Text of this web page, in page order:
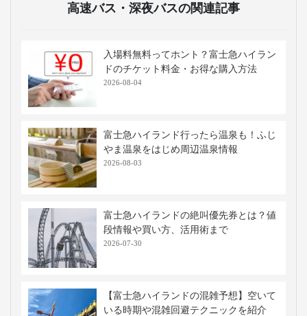
高速バス・深夜バスの関連記事
入場料無料ってホント？富士急ハイラン
ドのチケット料金・お得な購入方法
2026-08-04
富士急ハイランド行ったら温泉も！ふじ
やま温泉をはじめ周辺温泉情報
2026-08-03
富士急ハイランドの絶叫優先券とは？値
段情報や買い方、活用術まで
2026-07-30
【富士急ハイランドの混雑予想】空いて
いる時期や混雑回避テクニックを紹介